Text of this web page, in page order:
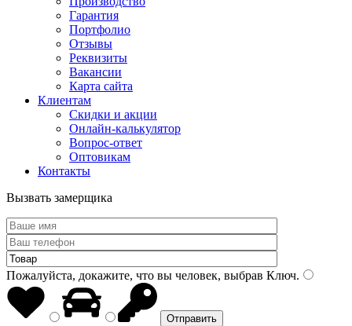
Гарантия
Портфолио
Отзывы
Реквизиты
Вакансии
Карта сайта
Клиентам
Скидки и акции
Онлайн-калькулятор
Вопрос-ответ
Оптовикам
Контакты
Вызвать замерщика
Пожалуйста, докажите, что вы человек, выбрав Ключ.